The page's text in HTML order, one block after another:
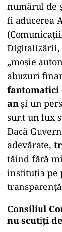
numărul de
fi aducerea
Digitalizării,
„moșie
abuzuri
fantomatici
an și un
sunt un lux
Dacă
adevărate,
tăind fără
instituția pe
Consiliul
nu scutiți